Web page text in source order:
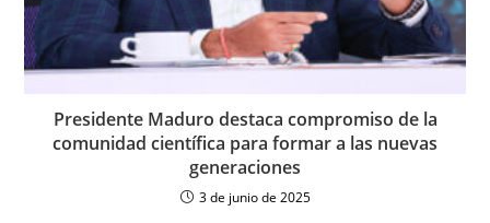
Presidente Maduro destaca compromiso de la
comunidad científica para formar a las nuevas
generaciones
3 de junio de 2025